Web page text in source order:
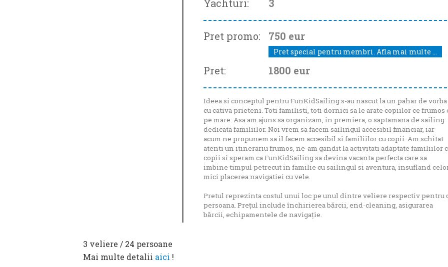
Yachturi:
3
Pret promo: 750 eur
Pret special pentru membri. Afla mai multe ...
Pret: 1800 eur
Ideea si conceptul pentru FunKidSailing s-au nascut la un pahar de vorba
cu cativa prieteni. Toti familisti, toti dornici sa le arate copiilor ce frumos
pe mare. Asa am ajuns sa organizam, in premiera, o saptamana de sailing
dedicata familiilor. Noi vrem sa facem sailingul accesibil financiar, iar
acum ne propunem sa il facem accesibil si familiilor cu copii. Am schitat
atenti un itinerariu frumos, ne-am gandit la activitati adaptate familiilor
copii si speram ca FunKidSailing sa devina vacanta perfecta care sa
imbine timpul petrecut in familie cu sailingul si aventura, insufland
mici placerea navigatiei cu vele.
Pretul reprezinta costul unui loc pe unul dintre veliere respectiv pentru
persoana. Prețul include închirierea bărcii, end-cleaning, asigurarea
bărcii, echipamentele de navigație.
3 veliere / 24 persoane
Mai multe detalii aici !